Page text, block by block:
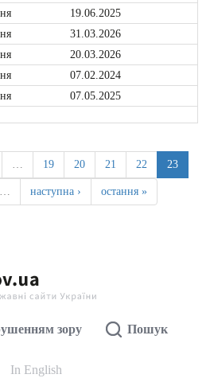
19.06.2025
31.03.2026
20.03.2026
07.02.2024
07.05.2025
… 19 20 21 22 23
… наступна › остання »
зору Пошук
In English